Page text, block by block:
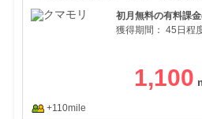
初月無料の有料課
獲得期間： 45日程
1,100
+110mile